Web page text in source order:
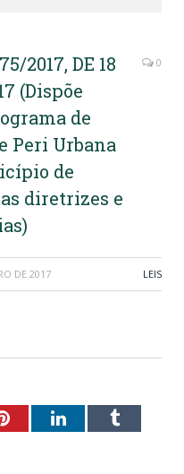
2017, DE 18
(Dispõe
de
Peri Urbana
de
diretrizes e
0
DE 2017 LEIS
PinterestLinkedInTumblr